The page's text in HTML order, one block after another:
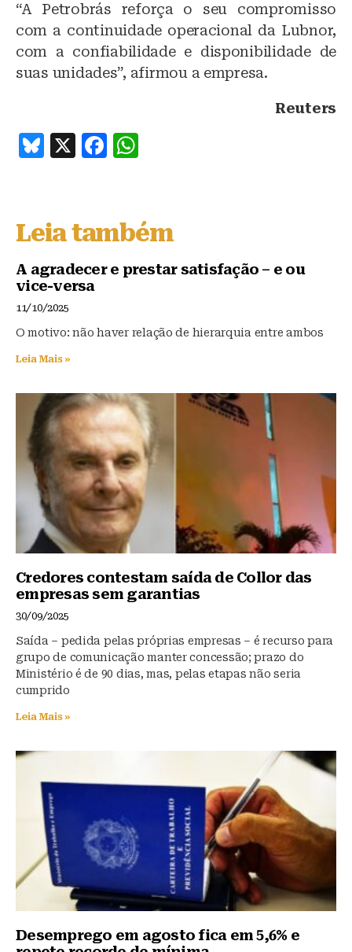
“A Petrobrás reforça o seu compromisso
com a continuidade operacional da Lubnor,
com a confiabilidade e disponibilidade de
suas unidades”, afirmou a empresa.
Reuters
B
s
k
y
X
F
e
b
o
s
A
p
Leia também
A agradecer e prestar satisfação – e ou
vice-versa
11/10/2025
O motivo: não haver relação de hierarquia entre ambos
Leia Mais »
Credores contestam saída de Collor das
empresas sem garantias
30/09/2025
Saída – pedida pelas próprias empresas – é recurso para
grupo de comunicação manter concessão; prazo do
Ministério é de 90 dias, mas, pelas etapas não seria
cumprido
Leia Mais »
Desemprego em agosto fica em 5,6% e